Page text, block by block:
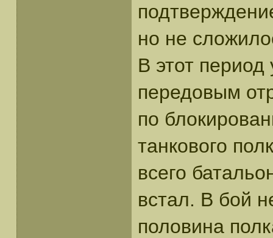
но не
В этот
передовым
по
танкового
всего
встал. В бой
половина